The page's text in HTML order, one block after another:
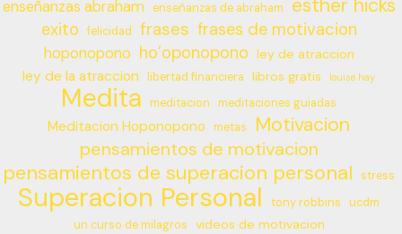
enseñanzas abraham enseñanzas de abraham esther hicks
exito felicidad frases frases de motivacion
hoponopono ho’oponopono ley de atraccion
ley de la atraccion libertad financiera libros gratis louise hay
Medita meditacion meditaciones guiadas
Meditacion Hoponopono metas Motivacion
pensamientos de motivacion
pensamientos de superacion personal stress
Superacion Personal tony robbins
ucdm
un curso de milagros
videos de motivacion